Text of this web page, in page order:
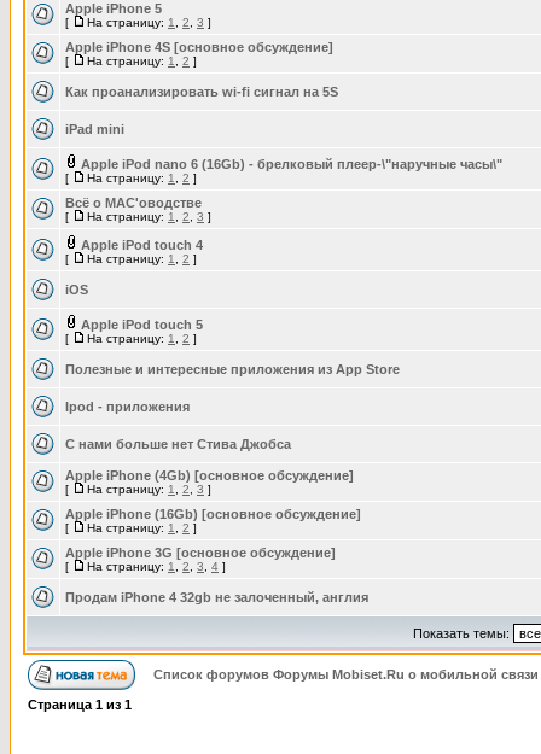
Apple iPhone 5
[ На страницу: 1 2 3 ]
Apple iPhone 4S [основное обсуждение]
[ На страницу: 1 2 ]
Как проанализировать wi-fi сигнал на 5S
iPad mini
Apple iPod nano 6 (16Gb) - брелковый плеер-\"наручные часы\"
[ На страницу: 1 2 ]
Всё о МАС'оводстве
[ На страницу: 1 2 3 ]
Apple iPod touch 4
[ На страницу: 1 2 ]
iOS
Apple iPod touch 5
[ На страницу: 1 2 ]
Полезные и интересные приложения из App Store
Ipod - приложения
С нами больше нет Стива Джобса
Apple iPhone (4Gb) [основное обсуждение]
[ На страницу: 1 2 3 ]
Apple iPhone (16Gb) [основное обсуждение]
[ На страницу: 1 2 ]
Apple iPhone 3G [основное обсуждение]
[ На страницу: 1 2 3 4 ]
Продам iPhone 4 32gb не залоченный, англия
Показать темы:
Список форумов Форумы Mobiset.Ru о мобильной связи
Страница 1 из 1